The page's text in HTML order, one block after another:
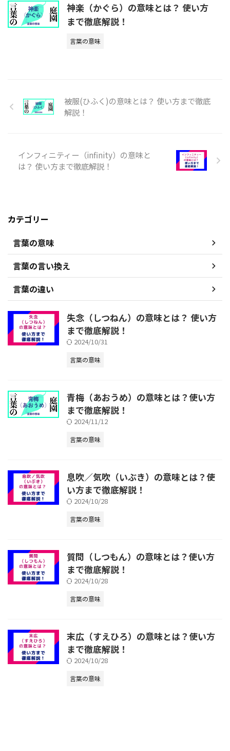
神楽（かぐら）の意味とは？ 使い方
まで徹底解説！
言葉の意味
被服(ひふく)の意味とは？ 使い方まで徹底
解説！
インフィニティー（infinity）の意味と
は？ 使い方まで徹底解説！
カテゴリー
言葉の意味
言葉の言い換え
言葉の違い
失念（しつねん）の意味とは？ 使い方
まで徹底解説！
2024/10/31
言葉の意味
青梅（あおうめ）の意味とは？使い方
まで徹底解説！
2024/11/12
言葉の意味
息吹／気吹（いぶき）の意味とは？使
い方まで徹底解説！
2024/10/28
言葉の意味
質問（しつもん）の意味とは？使い方
まで徹底解説！
2024/10/28
言葉の意味
末広（すえひろ）の意味とは？使い方
まで徹底解説！
2024/10/28
言葉の意味